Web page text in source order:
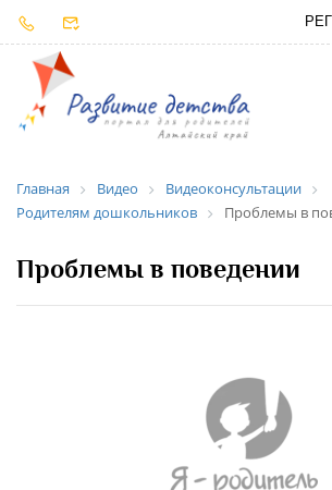
Главная Видео
Видеоконсультации
Родителям дошкольников
Проблемы в
Проблемы в поведении